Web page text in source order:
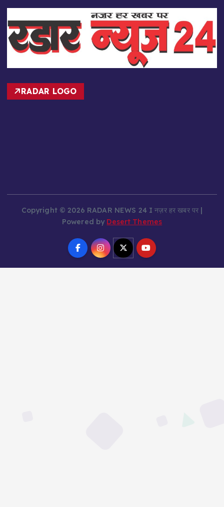
RADAR LOGO
Copyright © 2026 RADAR NEWS 24 I नज़र हर खबर पर |
Powered byDesert Themes